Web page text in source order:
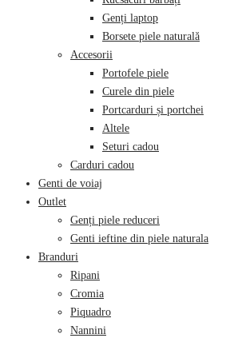
Genți laptop
Borsete piele naturală
Accesorii
Portofele piele
Curele din piele
Portcarduri și portchei
Altele
Seturi cadou
Carduri cadou
Genti de voiaj
Outlet
Genți piele reduceri
Genti ieftine din piele naturala
Branduri
Ripani
Cromia
Piquadro
Nannini